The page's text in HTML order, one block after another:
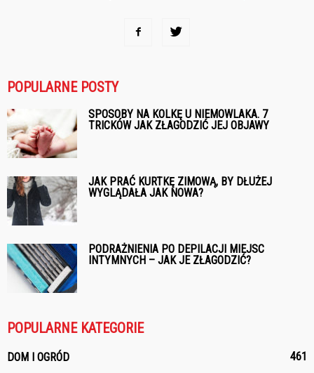
POPULARNE POSTY
SPOSOBY NA KOLKĘ U NIEMOWLAKA. 7
TRICKÓW JAK ZŁAGODZIĆ JEJ OBJAWY
JAK PRAĆ KURTKĘ ZIMOWĄ, BY DŁUŻEJ
WYGLĄDAŁA JAK NOWA?
PODRAŻNIENIA PO DEPILACJI MIEJSC
INTYMNYCH – JAK JE ZŁAGODZIĆ?
POPULARNE KATEGORIE
DOM I OGRÓD
461